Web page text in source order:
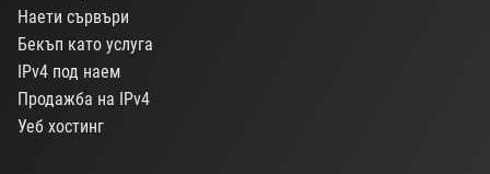
Наети сървъри
Бекъп като услуга
IPv4 под наем
Продажба на IPv4
Уеб хостинг